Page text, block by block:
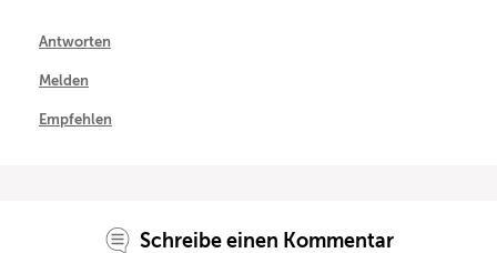
Antworten
Melden
Empfehlen
Schreibe einen Kommentar